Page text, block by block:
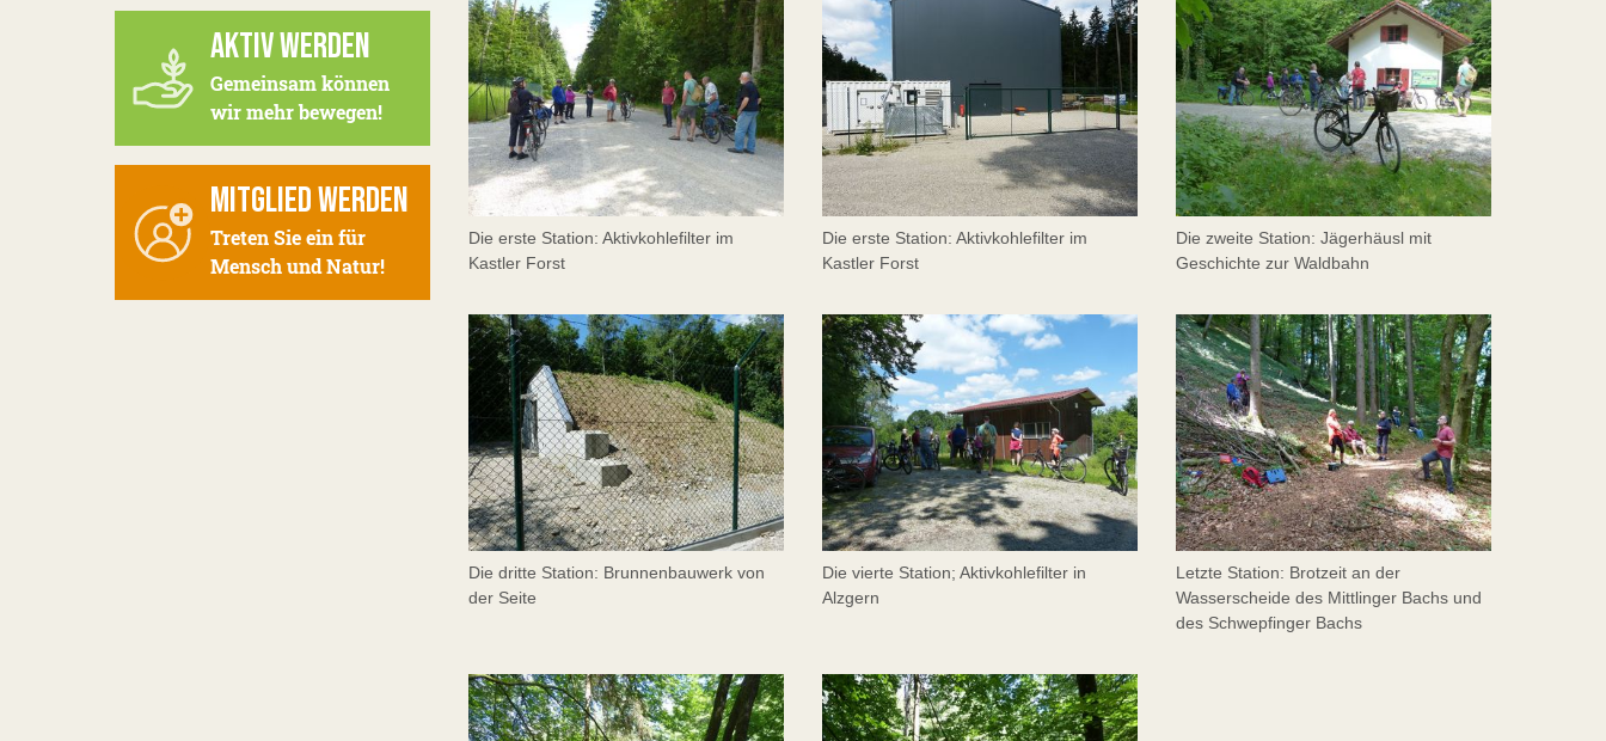
Die erste Station: Aktivkohlefilter im
Kastler Forst
Die erste Station: Aktivkohlefilter im
Kastler Forst
Die zweite Station: Jägerhäusl mit
Geschichte zur Waldbahn
Die dritte Station: Brunnenbauwerk von
der Seite
Die vierte Station; Aktivkohlefilter in
Alzgern
Letzte Station: Brotzeit an der
Wasserscheide des Mittlinger Bachs und
des Schwepfinger Bachs
AKTIV WERDEN
Gemeinsam können
wir mehr bewegen!
MITGLIED WERDEN
Treten Sie ein für
Mensch und Natur!